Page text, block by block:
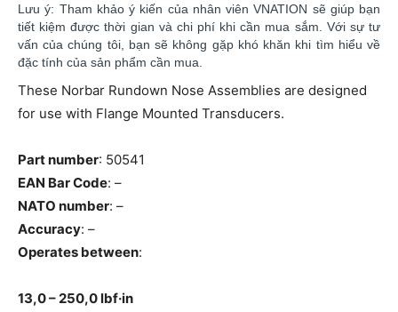
Lưu ý: Tham khảo ý kiến của nhân viên VNATION sẽ giúp bạn
tiết kiệm được thời gian và chi phí khi cần mua sắm. ​​Với sự tư
vấn của chúng tôi, bạn sẽ không gặp khó khăn khi tìm hiểu về
đặc tính của sản phẩm cần mua.
These Norbar Rundown Nose Assemblies are designed
for use with Flange Mounted Transducers.
Part number: 50541
EAN Bar Code: –
NATO number: –
Accuracy: –
Operates between:
13,0 – 250,0 lbf·in